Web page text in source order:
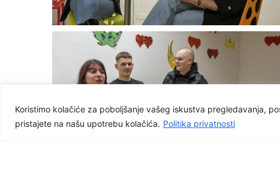
Koristimo kolačiće za poboljšanje vašeg iskustva pregledavanja,
pristajete na našu upotrebu kolačića. Politika privatnosti